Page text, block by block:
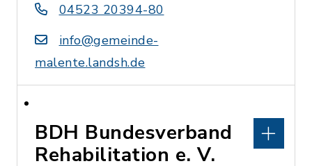
04523 20394-80
info@gemeinde-
malente.landsh.de
BDH Bundesverband
Rehabilitation e. V.